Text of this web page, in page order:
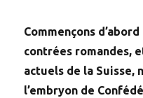
Commençons
contrées romandes,
actuels de la Suisse,
l’embryon de